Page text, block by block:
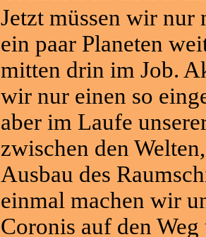
Jetzt müssen wir nur
ein paar Planeten
mitten drin im Job.
wir nur einen so
aber im Laufe
zwischen den
Ausbau des
einmal machen wir
Coronis auf den